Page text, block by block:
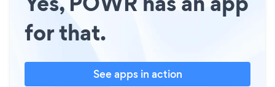
for that.
See apps in action